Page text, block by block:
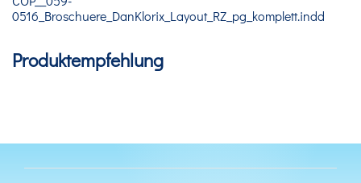
Produktempfehlung